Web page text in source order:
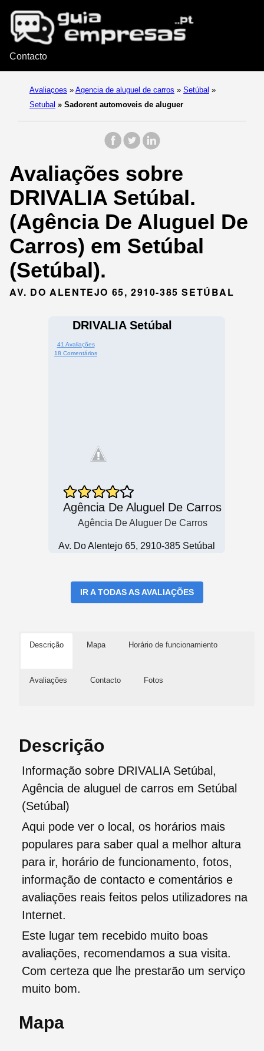
Contacto
Avaliaçoes » Agencia de aluguel de carros » Setúbal »
Setubal » Sadorent automoveis de aluguer
Avaliações sobre
DRIVALIA Setúbal.
(Agência De Aluguel De
Carros) em Setúbal
(Setúbal).
AV. DO ALENTEJO 65, 2910-385 SETÚBAL
DRIVALIA Setúbal
41 Avaliações
18 Comentários
Agência De Aluguel De Carros
Agência De Aluguer De Carros
Av. Do Alentejo 65, 2910-385 Setúbal
IR A TODAS AS AVALIAÇÕES
Descrição Mapa Horário de funcionamiento
Avaliações Contacto Fotos
Descrição
Informação sobre DRIVALIA Setúbal,
Agência de aluguel de carros em Setúbal
(Setúbal)
Aqui pode ver o local, os horários mais
populares para saber qual a melhor altura
para ir, horário de funcionamento, fotos,
informação de contacto e comentários e
avaliações reais feitos pelos utilizadores na
Internet.
Este lugar tem recebido muito boas
avaliações, recomendamos a sua visita.
Com certeza que lhe prestarão um serviço
muito bom.
Mapa